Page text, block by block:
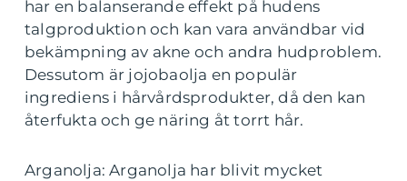
har en balanserande effekt på hudens
talgproduktion och kan vara användbar vid
bekämpning av akne och andra hudproblem.
Dessutom är jojobaolja en populär
ingrediens i hårvårdsprodukter, då den kan
återfukta och ge näring åt torrt hår.
Arganolja: Arganolja har blivit mycket